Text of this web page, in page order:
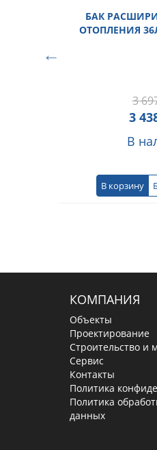
БАК
ОТОПЛЕНИЯ 36Л
3
3
В
В корзину
КОМПАНИЯ
Объекты
Проектирование
Строительство и
Сервис
Контакты
Политика
Политика
данных